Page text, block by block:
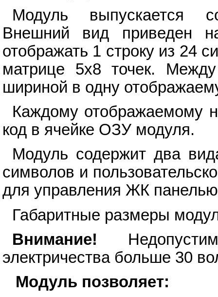
Модуль
Внешний вид приведен
отображать 1 строку из 24
матрице 5х8 точек.
шириной в одну
Каждому отображаемому
код в ячейке ОЗУ модуля.
Модуль содержит два
символов и
для управления ЖК
Габаритные размеры
Внимание!
электричества больше 30
Модуль позволяет: